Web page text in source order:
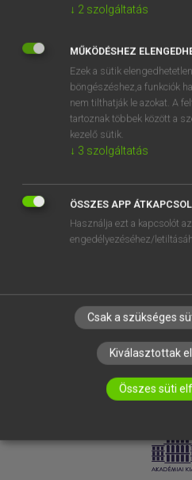
ONLINE
EGYÉNI
OKTATÁSI
VÁLLALATI
SÜTI
LICENCSZERZŐDÉS
↓ 2 szolgáltatás
MŰKÖDÉSHEZ
Ezek a sütik
böngészéshez,a funkciók
nem tilthatják le azokat. A
tartoznak többek között a
kezelő sütik.
↓ 3 szolgáltatás
ÖSSZES APP
Használja ezt a kapcsolót
engedélyezéséhez/
Csak a szükséges
Kiválasztottak
Összes süti